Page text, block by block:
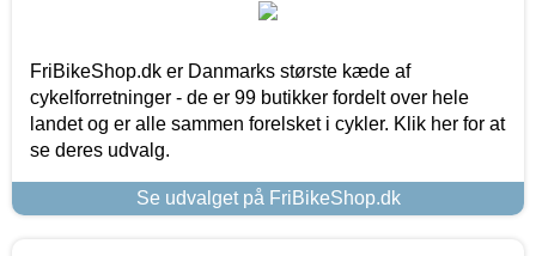
FriBikeShop.dk er Danmarks største kæde af
cykelforretninger - de er 99 butikker fordelt over hele
landet og er alle sammen forelsket i cykler. Klik her for at
se deres udvalg.
Se udvalget på FriBikeShop.dk